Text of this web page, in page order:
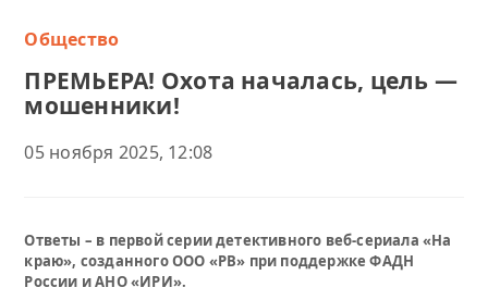
Общество
ПРЕМЬЕРА! Охота началась, цель —
мошенники!
05 ноября 2025, 12:08
Ответы – в первой серии детективного веб-сериала «На
краю», созданного ООО «РВ» при поддержке ФАДН
России и АНО «ИРИ».